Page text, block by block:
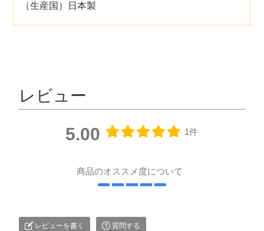
（生産国）日本製
レビュー
5.00 1件
商品のオススメ度について
レビューを書く 質問する